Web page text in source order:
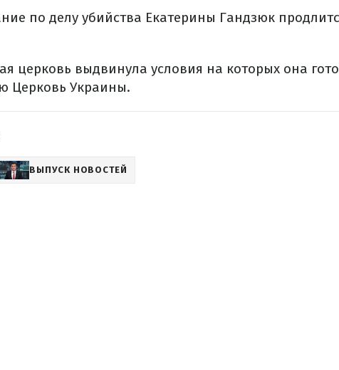
по делу убийства Екатерины Гандзюк
церковь выдвинула условия на которых она
Церковь Украины.
ВЫПУСК НОВОСТЕЙ